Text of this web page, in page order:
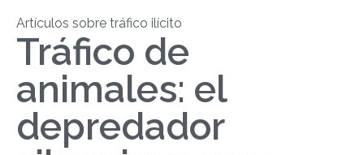
Artículos sobre tráfico ilícito
Tráfico de
animales: el
depredador